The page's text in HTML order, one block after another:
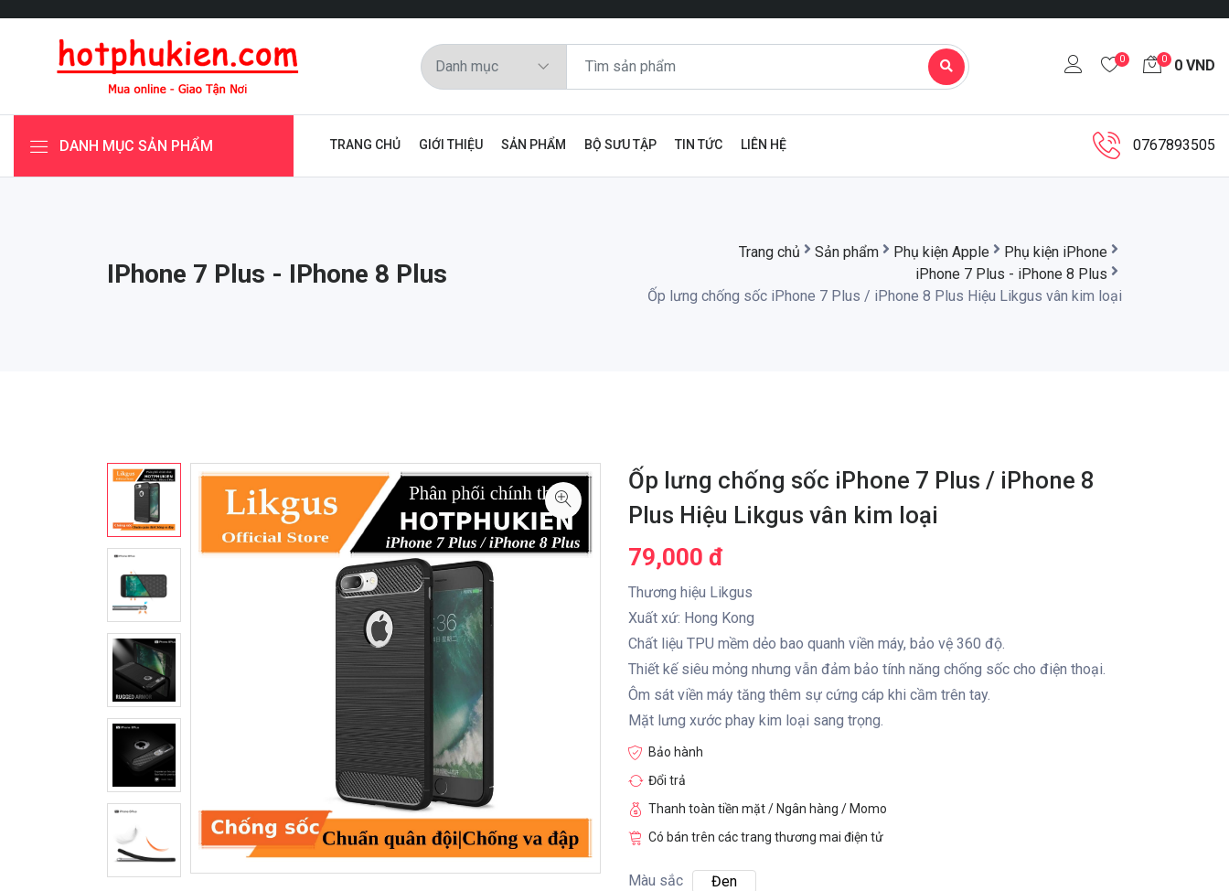
0 0 0 VND
DANH MỤC SẢN PHẨM TRANG CHỦ GIỚI THIỆU SẢN PHẨM BỘ SƯU TẬP TIN TỨC LIÊN HỆ 0767893505
IPhone 7 Plus - IPhone 8 Plus
Trang chủ Sản phẩm Phụ kiện Apple
Phụ kiện iPhone
iPhone 7 Plus - iPhone 8 Plus
Ốp lưng chống sốc iPhone 7 Plus / iPhone 8 Plus Hiệu Likgus vân kim loại
Ốp lưng chống sốc iPhone 7 Plus / iPhone 8
Plus Hiệu Likgus vân kim loại
79,000 đ
Thương hiệu Likgus
Xuất xứ: Hong Kong
Chất liệu TPU mềm dẻo bao quanh viền máy, bảo vệ 360 độ.
Thiết kế siêu mỏng nhưng vẫn đảm bảo tính năng chống sốc cho điện thoại.
Ôm sát viền máy tăng thêm sự cứng cáp khi cầm trên tay.
Mặt lưng xước phay kim loại sang trọng.
Bảo hành
Đổi trả
Thanh toàn tiền mặt / Ngân hàng / Momo
Có bán trên các trang thương mai điện tử
Màu sắc
Đen